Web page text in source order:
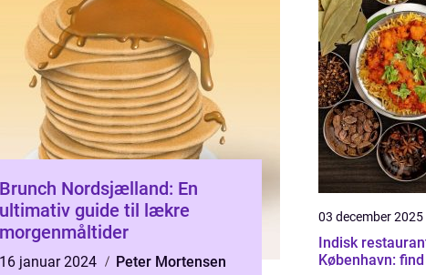
Brunch Nordsjælland: En
ultimativ guide til lækre
morgenmåltider
16 januar 2024
Peter Mortensen
03 december 2025
Indisk
København: